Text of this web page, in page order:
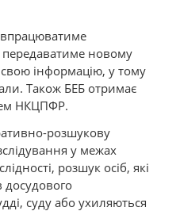
новому
інформацію, у тому
Також БЕБ отримає
НКЦПФР.
розшукову
у межах
розшук осіб, які
досудового
суду або ухиляються